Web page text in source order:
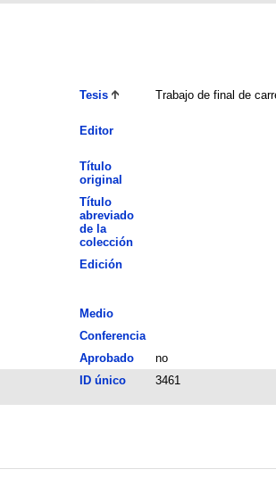
Tesis Trabajo de final de
Editor
Título
original
Título
abreviado
de la
colección
Edición
Medio
Conferencia
Aprobado
no
ID único 3461